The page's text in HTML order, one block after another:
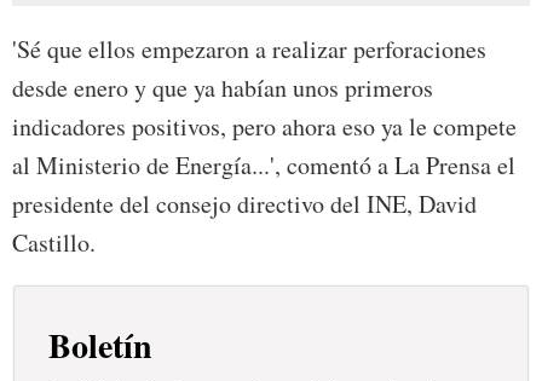
'Sé que ellos empezaron a realizar perforaciones
desde enero y que ya habían unos primeros
indicadores positivos, pero ahora eso ya le compete
al Ministerio de Energía...', comentó a La Prensa el
presidente del consejo directivo del INE, David
Castillo.
Boletín